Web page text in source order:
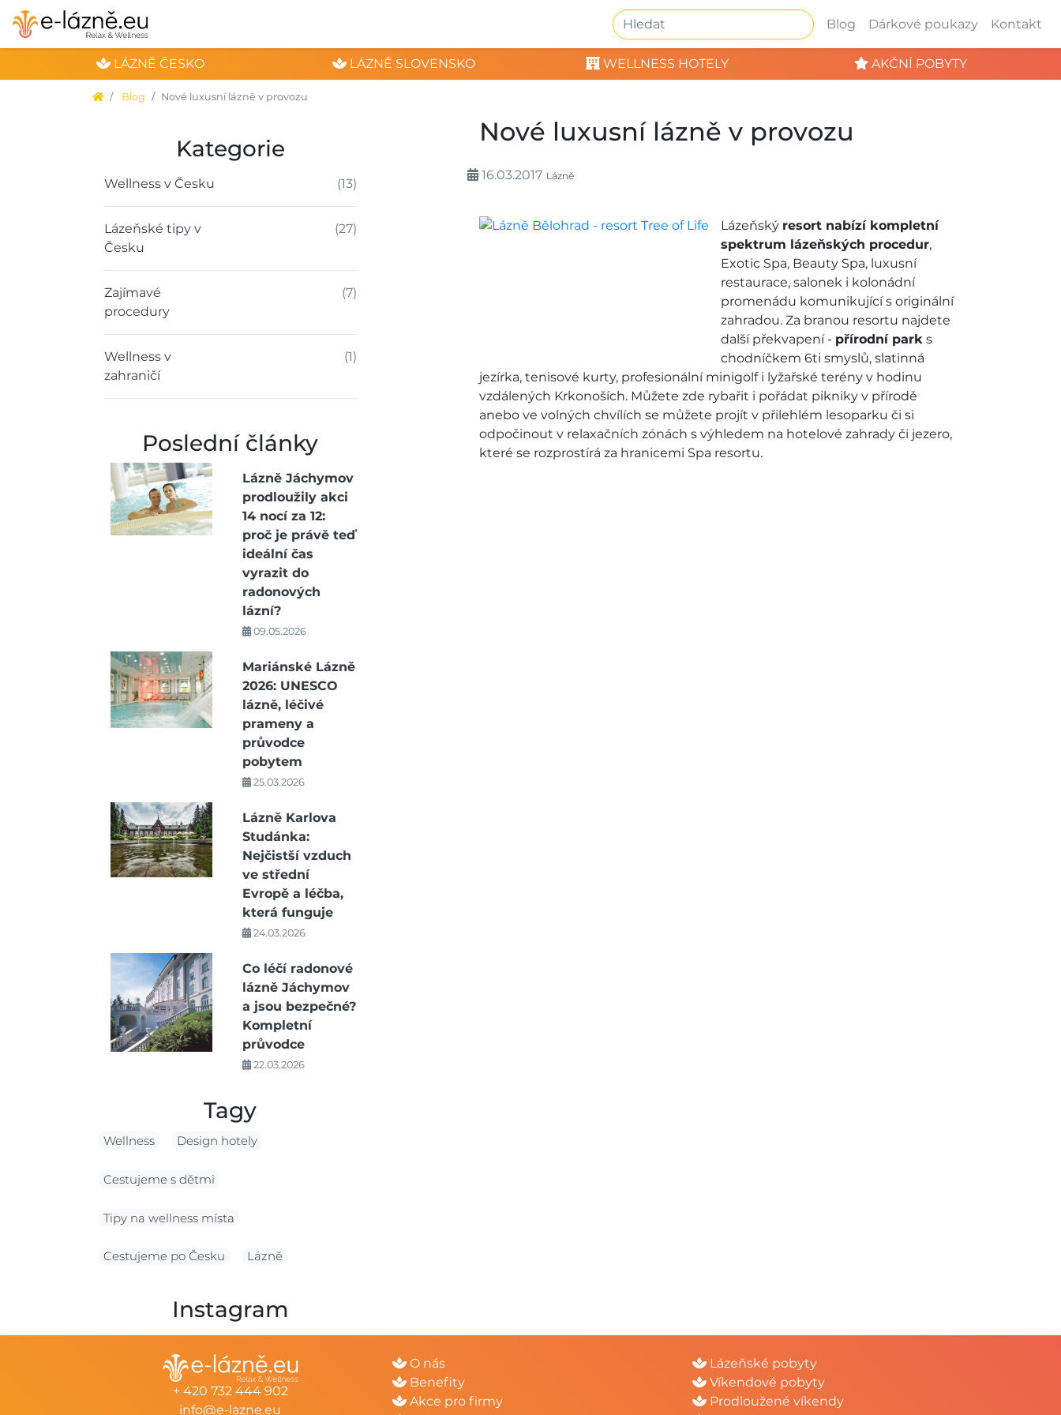
Blog Dárkové poukazy Kontakt
LÁZNĚ ČESKO LÁZNĚ SLOVENSKO WELLNESS HOTELY AKČNÍ POBYTY
Blog Nové luxusní lázně v provozu
Kategorie
Wellness v Česku (13)
Lázeňské tipy v
Česku
(27)
Zajímavé
procedury
(7)
Wellness v
zahraničí
(1)
Poslední články
Lázně Jáchymov
prodloužily akci
14 nocí za 12:
proč je právě teď
ideální čas
vyrazit do
radonových
lázní?
09.05.2026
Mariánské Lázně
2026: UNESCO
lázně, léčivé
prameny a
průvodce
pobytem
25.03.2026
Lázně Karlova
Studánka:
Nejčistší vzduch
ve střední
Evropě a léčba,
která funguje
24.03.2026
Co léčí radonové
lázně Jáchymov
a jsou bezpečné?
Kompletní
průvodce
22.03.2026
Tagy
Wellness Design hotely
Cestujeme s dětmi
Tipy na wellness místa
Cestujeme po Česku Lázně
Instagram
Nové luxusní lázně v provozu
16.03.2017 Lázně
Lázeňský resort nabízí kompletní
spektrum lázeňských procedur,
Exotic Spa, Beauty Spa, luxusní
restaurace, salonek i kolonádní
promenádu komunikující s originální
zahradou. Za branou resortu najdete
další překvapení - přírodní parks
chodníčkem 6ti smyslů, slatinná
jezírka, tenisové kurty, profesionální minigolf i lyžařské terény v hodinu
vzdálených Krkonoších. Můžete zde rybařit i pořádat pikniky v přírodě
anebo ve volných chvílích se můžete projít v přilehlém lesoparku či si
odpočinout v relaxačních zónách s výhledem na hotelové zahrady či jezero,
které se rozprostírá za hranicemi Spa resortu.
+ 420 732 444 902
info@e-lazne.eu
O nás
Benefity
Akce pro firmy
Lázeňské pobyty
Víkendové pobyty
Prodloužené víkendy